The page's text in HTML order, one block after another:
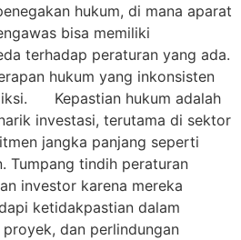
hukum, di mana aparat
bisa memiliki
terhadap peraturan yang ada.
hukum yang inkonsisten
Kepastian hukum adalah
investasi, terutama di sektor
jangka panjang seperti
Tumpang tindih peraturan
investor karena mereka
ketidakpastian dalam
dan perlindungan